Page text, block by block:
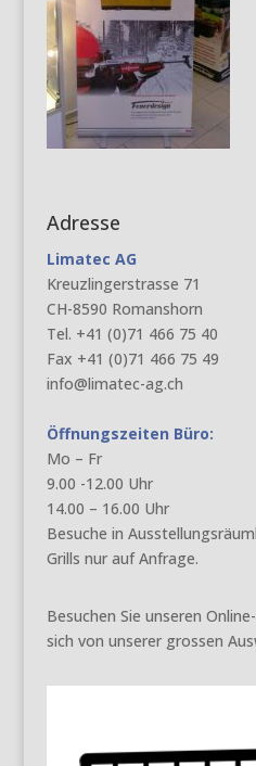
Adresse
Limatec AG
Kreuzlingerstrasse 71
CH-8590 Romanshorn
Tel. +41 (0)71 466 75 40
Fax +41 (0)71 466 75 49
info@limatec-ag.ch
Öffnungszeiten Büro:
Mo – Fr
9.00 -12.00 Uhr
14.00 – 16.00 Uhr
Besuche in
Grills nur auf Anfrage.
Besuchen Sie unseren
sich von unserer grossen